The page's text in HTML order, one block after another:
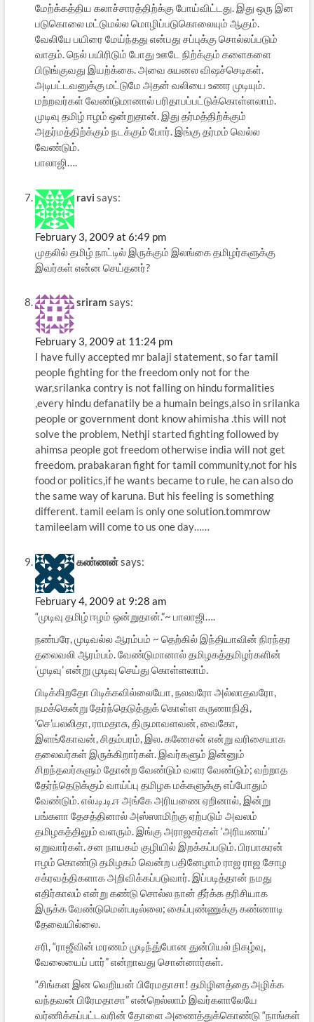
மேற்க்கத்திய கலாச்சாரத்திற்க்கு போய்விட்டது. இது ஒரு இன
படுகொலை மட்டுமல்ல மொழிப்படுகொலையும் ஆகும்.
வேலியே பயிரை மேய்ந்தது என்பது சப்புக்கு சொல்லப்படும்
வாதம். நெல் பயிரிடும் போது ஊடே நிற்க்கும் களைகளை
பிடுங்குவது இயற்க்கை. அவை சுயனல விஷச்செடிகள்.
அடிபட்டவனுக்கு மட்டுமே அதன் வலியை உணர முடியும்.
மற்றவர்கள் வேண்டுமானால் பரிதாபப்பட்டுக்கொள்ளலாம்.
முடிவு தமிழ் ஈழம் ஒன்றுதான். இது தர்மத்திற்க்கும்
அதர்மத்திற்க்கும் நடக்கும் போர். இங்கு தர்மம் வெல்ல
வேண்டும்.
பாலாஜி….
ravi says:
February 3, 2009 at 6:49 pm
முதலில் தமிழ் நாட்டில் இருக்கும் இலங்கை தமிழர்களுக்கு
இவர்கள் என்ன செய்தனர்?
sriram says:
February 3, 2009 at 11:24 pm
I have fully accepted mr balaji statement, so far tamil
people fighting for the freedom only not for the
war,srilanka contry is not falling on hindu formalities
,every hindu defanatily be a humain beings,also in srilanka
people or government dont know ahimisha .this will not
solve the problem, Nethji started fighting followed by
ahimsa people got freedom otherwise india will not get
freedom. prabakaran fight for tamil community,not for his
food or politics,if he wants became to rule, he can also do
the same way of karuna. But his feeling is something
different. tamil eelam is only one solution.tommrow
tamileelam will come to us one day……
கண்ணன்says:
February 4, 2009 at 9:28 am
“முடிவு தமிழ் ஈழம் ஒன்றுதான்.”‍‍~ பாலாஜி….
நண்பரே, முடிவல்ல ஆரம்பம் ~ தெற்கில் இந்தியாவின் நிரந்தர
தலைவலி ஆரம்பம். வேண்டுமானால் தமிழகத்தமிழர்களின்
‘முடிவு’ என்று முடிவு செய்து கொள்ளலாம்.
பிடிக்கிறதோ பிடிக்கவில்லையோ, நலவரோ அல்லாதவரோ,
நமக்கென்று தேர்ந்தெடுத்துக் கொள்ள கருணாநிதி,
‘செ’யலலிதா, ராமதாசு, திருமாவளவன், வைகோ,
இளங்கோவன், சிதம்பரம், இல. கணேசன் என்று வரிசையாக
தலைவர்கள் இருக்கிறார்கள். இவர்களும் இன்னும்
சிறந்தவர்களும் தோன்ற வேண்டும் வளர வேண்டும்; வற்றாத
தேர்ந்தெடுக்கும் வாய்ப்பு தமிழக மக்களுக்கு எப்போதும்
வேண்டும். எல்.டி.டி.ஈ அங்கே அரியணை ஏறினால், இன்று
பங்களா தேசத்தினால் அஸ்ஸாமிற்கு ஏற்படும் அவலம்
தமிழகத்திலும் வளரும். இங்கு அராஜகர்கள் ‘அரியணய்’
ஏறுவார்கள். சன நாயகம் குழியில் இறக்கப்படும். பிரபாகரன்
ஈழம் கொண்டு தமிழகம் வென்ற பதினேழாம் ராஜ ராஜ சோழ
சக்ரவத்திகளாக அறிவிக்கப்படுவார். இப்படித்தான் நமது
எதிர்காலம் என்று கண்டு சொல்ல நான் தீர்க்க தரிசியாக
இருக்க வேண்டுமென்படில்லை; கைப்புண்ணுக்கு கண்ணாடி
தேவையில்லை.
சரி, “ராஜீவின் மரணம் முடிந்து்போன துன்பியல் நிகழ்வு,
வேலையைப் பார்” என்றாவது சொன்னார்கள்.
“சிங்கள இன வெறியன் பிரேமதாசா! தமிழினத்தை அழிக்க
வந்தவன் பிரேமதாசா” என்றெல்லாம் இவர்களாலேயே
வர்ணிக்கப்பட்டவரின் தோளை அணைத்துக்கொண்டு “நாங்கள்